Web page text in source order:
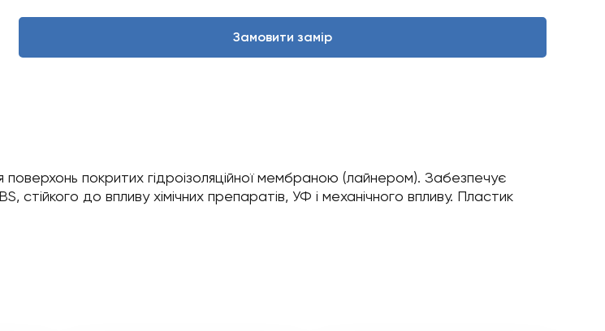
Замовити замір
покритих гідроізоляційної мембраною (лайнером). Забезпечує
до впливу хімічних препаратів, УФ і механічного впливу. Пластик